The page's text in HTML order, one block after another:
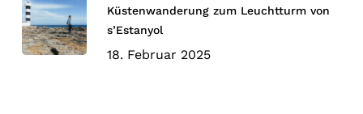
Küstenwanderung zum Leuchtturm von
s’Estanyol
18. Februar 2025